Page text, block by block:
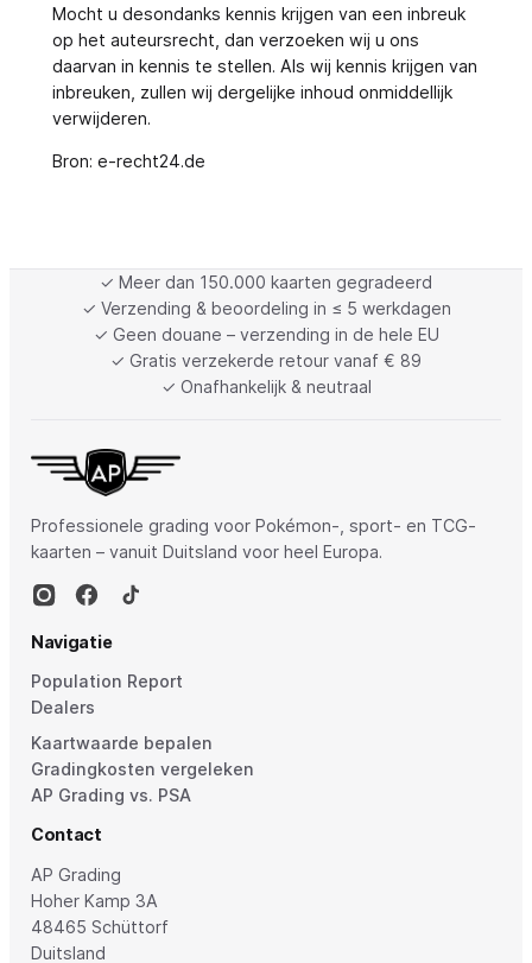
Mocht u desondanks kennis krijgen van een inbreuk
op het auteursrecht, dan verzoeken wij u ons
daarvan in kennis te stellen. Als wij kennis krijgen van
inbreuken, zullen wij dergelijke inhoud onmiddellijk
verwijderen.
Bron: e-recht24.de
✓ Meer dan 150.000 kaarten gegradeerd
✓ Verzending & beoordeling in ≤ 5 werkdagen
✓ Geen douane – verzending in de hele EU
✓ Gratis verzekerde retour vanaf € 89
✓ Onafhankelijk & neutraal
Professionele grading voor Pokémon-, sport- en TCG-
kaarten – vanuit Duitsland voor heel Europa.
Navigatie
Population Report
Dealers
Kaartwaarde bepalen
Gradingkosten vergeleken
AP Grading vs. PSA
Contact
AP Grading
Hoher Kamp 3A
48465 Schüttorf
Duitsland